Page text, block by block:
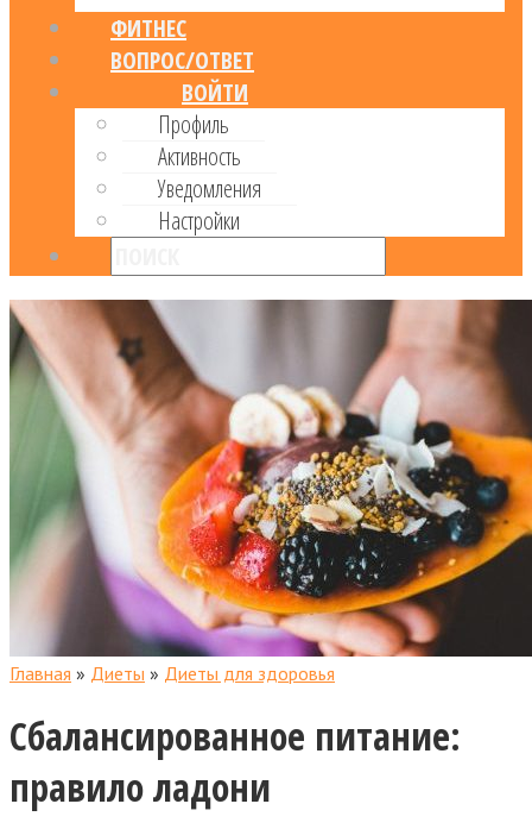
ФИТНЕС
ВОПРОС/ОТВЕТ
ВОЙТИ
Профиль
Активность
Уведомления
Настройки
Главная » Диеты » Диеты для здоровья
Сбалансированное питание:
правило ладони